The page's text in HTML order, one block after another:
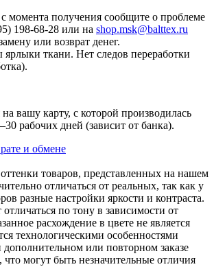
момента получения сообщите о проблеме
198-68-28 или на shop.msk@balttex.ru
или возврат денег.
ткани. Нет следов переработки
вашу карту, с которой производилась
рабочих дней (зависит от банка).
и обмене
товаров, представленных на нашем
отличаться от реальных, так как у
разные настройки яркости и контраста.
по тону в зависимости от
расхождение в цвете не является
технологическими особенностями
или повторном заказе
могут быть незначительные отличия